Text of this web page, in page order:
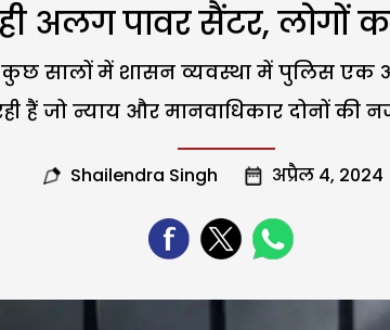
अलग पावर सैंटर, लोगों
कुछ सालों में शासन व्यवस्था में पुलिस एक
हैं जो न्याय और मानवाधिकार दोनों की
Shailendra Singh अप्रैल 4, 2024